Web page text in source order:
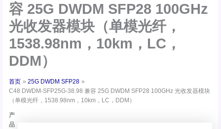
容 25G DWDM SFP28 100GHz
光收发器模块（单模光纤，
1538.98nm，10km，LC，
DDM）
首页
25G DWDM SFP28
C48 DWDM-SFP25G-38.98 兼容 25G DWDM SFP28 100GHz 光收发器模块
（单模光纤，1538.98nm，10km，LC，DDM）
产
品